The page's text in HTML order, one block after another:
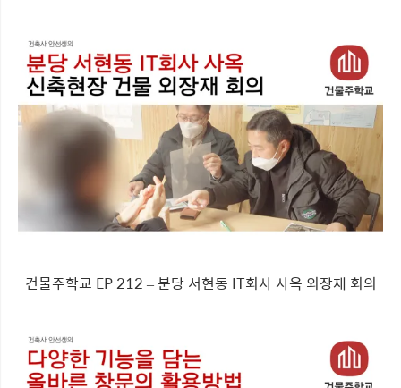
건물주학교 EP 212 – 분당 서현동 IT회사 사옥 외장재 회의